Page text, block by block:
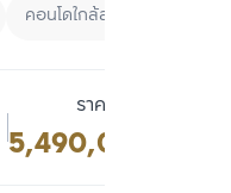
คอนโดใกล้สวน
ราคาขาย
5,490,000 บาท